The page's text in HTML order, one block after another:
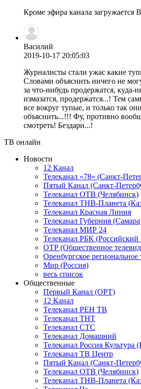
Кроме эфира канала
Василий
2019-10-17 20:05:03
Журналисты стали ужас какие
Словами объяснить ничего не
за что-нибудь продержатся, куда-
измазатся, продержатся...! Тем
все вокруг тупые, и только так
объяснить...!!! Фу, противно
смотреть! Бездари...!
ТВ онлайн
Новости
12 Канал
Телеканал «78» (Санкт-
Пятый Канал (Санкт-
Телеканал ОТВ (Челябинск)
Телеканал ТНВ-Планета
Телеканал Красная Линия
Телеканал Губерния
Телеканал МИР 24
Телеканал РБК (Российский
ОТР (Общественное
Оренбургское
Мир (Россия)
весь список
Общественные
Первый Канал (ОРТ)
12 Канал
Телеканал РЕН ТВ
Телеканал ТНТ
Телеканал СТС
Телеканал Домашний
Телеканал Россия Культура
Телеканал ТВ Центр
Пятый Канал (Санкт-
Телеканал ОТВ (Челябинск)
Телеканал ТНВ-Планета